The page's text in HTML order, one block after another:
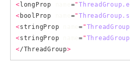
<longProp ="
< boolProp ="
<stringProp = "
<stringProp = "
</ThreadGroup>